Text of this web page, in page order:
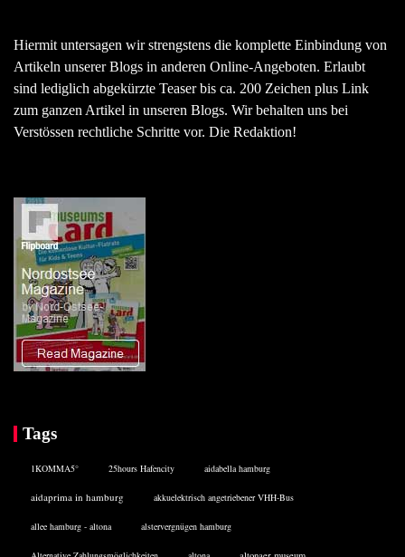
Hiermit untersagen wir strengstens die komplette Einbindung von
Artikeln unserer Blogs in anderen Online-Angeboten. Erlaubt
sind lediglich abgekürzte Teaser bis ca. 200 Zeichen plus Link
zum ganzen Artikel in unseren Blogs. Wir behalten uns bei
Verstössen rechtliche Schritte vor. Die Redaktion!
Tags
1KOMMA5° 25hours Hafencity aidabella hamburg
aidaprima in hamburg akkuelektrisch angetriebener VHH-Bus
allee hamburg - altona alstervergnügen hamburg